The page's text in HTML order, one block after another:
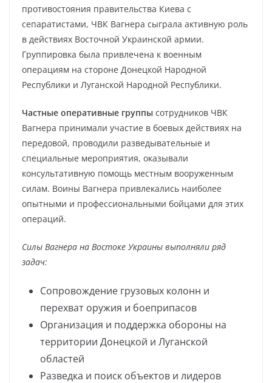
противостояния правительства Киева с
сепаратистами, ЧВК Вагнера сыграла активную роль
в действиях Восточной Украинской армии.
Группировка была привлечена к военным
операциям на стороне Донецкой Народной
Республики и Луганской Народной Республики.
Частные оперативные группы сотрудников ЧВК
Вагнера принимали участие в боевых действиях на
передовой, проводили разведывательные и
специальные мероприятия, оказывали
консультативную помощь местным вооруженным
силам. Воины Вагнера привлекались наиболее
опытными и профессиональными бойцами для этих
операций.
Силы Вагнера на Востоке Украины выполняли ряд
задач:
Сопровождение грузовых колонн и
перехват оружия и боеприпасов
Организация и поддержка обороны на
территории Донецкой и Луганской
областей
Разведка и поиск объектов и лидеров